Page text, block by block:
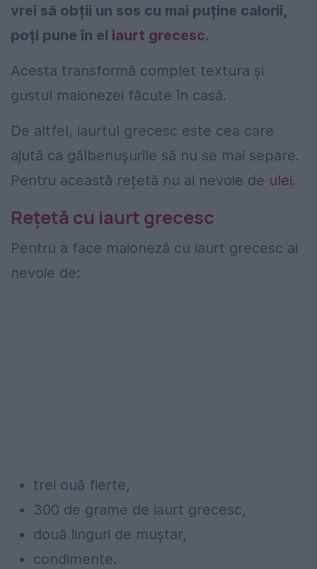
vrei să obții un sos cu mai puține calorii,
poți pune în el iaurt grecesc.
Acesta transformă complet textura și
gustul maionezei făcute în casă.
De altfel, iaurtul grecesc este cea care
ajută ca gălbenușurile să nu se mai separe.
Pentru această rețetă nu ai nevoie de ulei.
Rețetă cu iaurt grecesc
Pentru a face maioneză cu iaurt grecesc ai
nevoie de:
trei ouă fierte,
300 de grame de iaurt grecesc,
două linguri de muștar,
condimente.